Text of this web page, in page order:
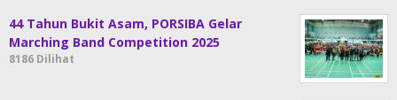
44 Tahun Bukit Asam, PORSIBA Gelar
Marching Band Competition 2025
8186 Dilihat